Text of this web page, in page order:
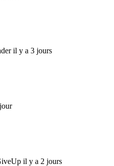
il y a 3 jours
il y a 2 jours